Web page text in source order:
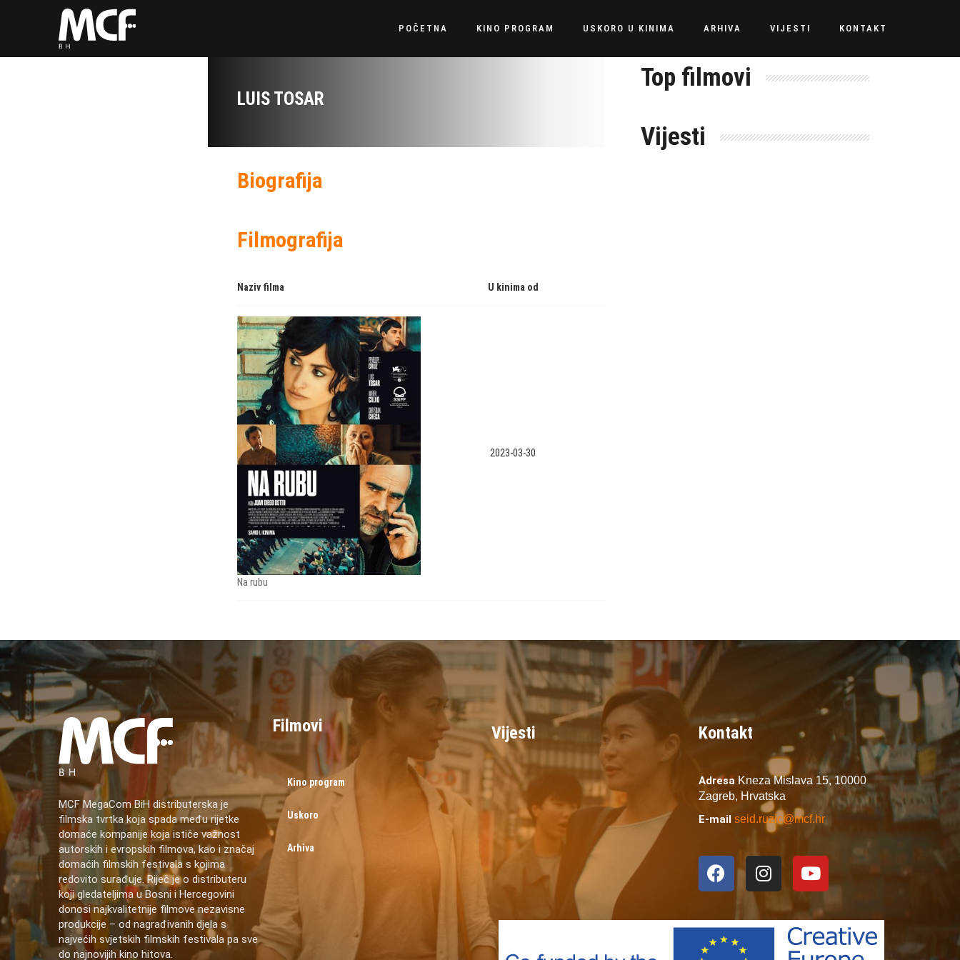
POČETNA KINO PROGRAM USKORO U KINIMA ARHIVA VIJESTI KONTAKT
LUIS TOSAR
Biografija
Filmografija
Naziv filma U kinima od
Na rubu
2023-03-30
Top filmovi
Vijesti
MCF MegaCom BiH distributerska je
filmska tvrtka koja spada među rijetke
domaće kompanije koja ističe važnost
autorskih i evropskih filmova, kao i značaj
domaćih filmskih festivala s kojima
redovito surađuje. Riječ je o distributeru
koji gledateljima u Bosni i Hercegovini
donosi najkvalitetnije filmove nezavisne
produkcije – od nagrađivanih djela s
najvećih svjetskih filmskih festivala pa sve
do najnovijih kino hitova.
Filmovi
Kino program
Uskoro
Arhiva
Vijesti Kontakt
Adresa Kneza Mislava 15,10000
Zagreb, Hrvatska
E-mail seid.ruzic@mcf.hr